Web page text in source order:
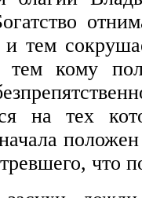
и тем
тем кому
на тех
что